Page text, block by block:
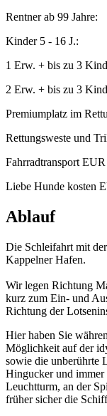
Rentner ab 99
Kinder 5 - 16 J.:
1 Erw. + bis zu 3
2 Erw. + bis zu 3
Premiumplatz im
Rettungsweste und
Fahrradtransport
Liebe Hunde kosten
Ablauf
Die Schleifahrt mit
Kappelner Hafen.
Wir legen Richtung
kurz zum Ein- und
Richtung der
Hier haben Sie
Möglichkeit auf der
sowie die unberührte
Hingucker und immer
Leuchtturm, an der
früher sicher die